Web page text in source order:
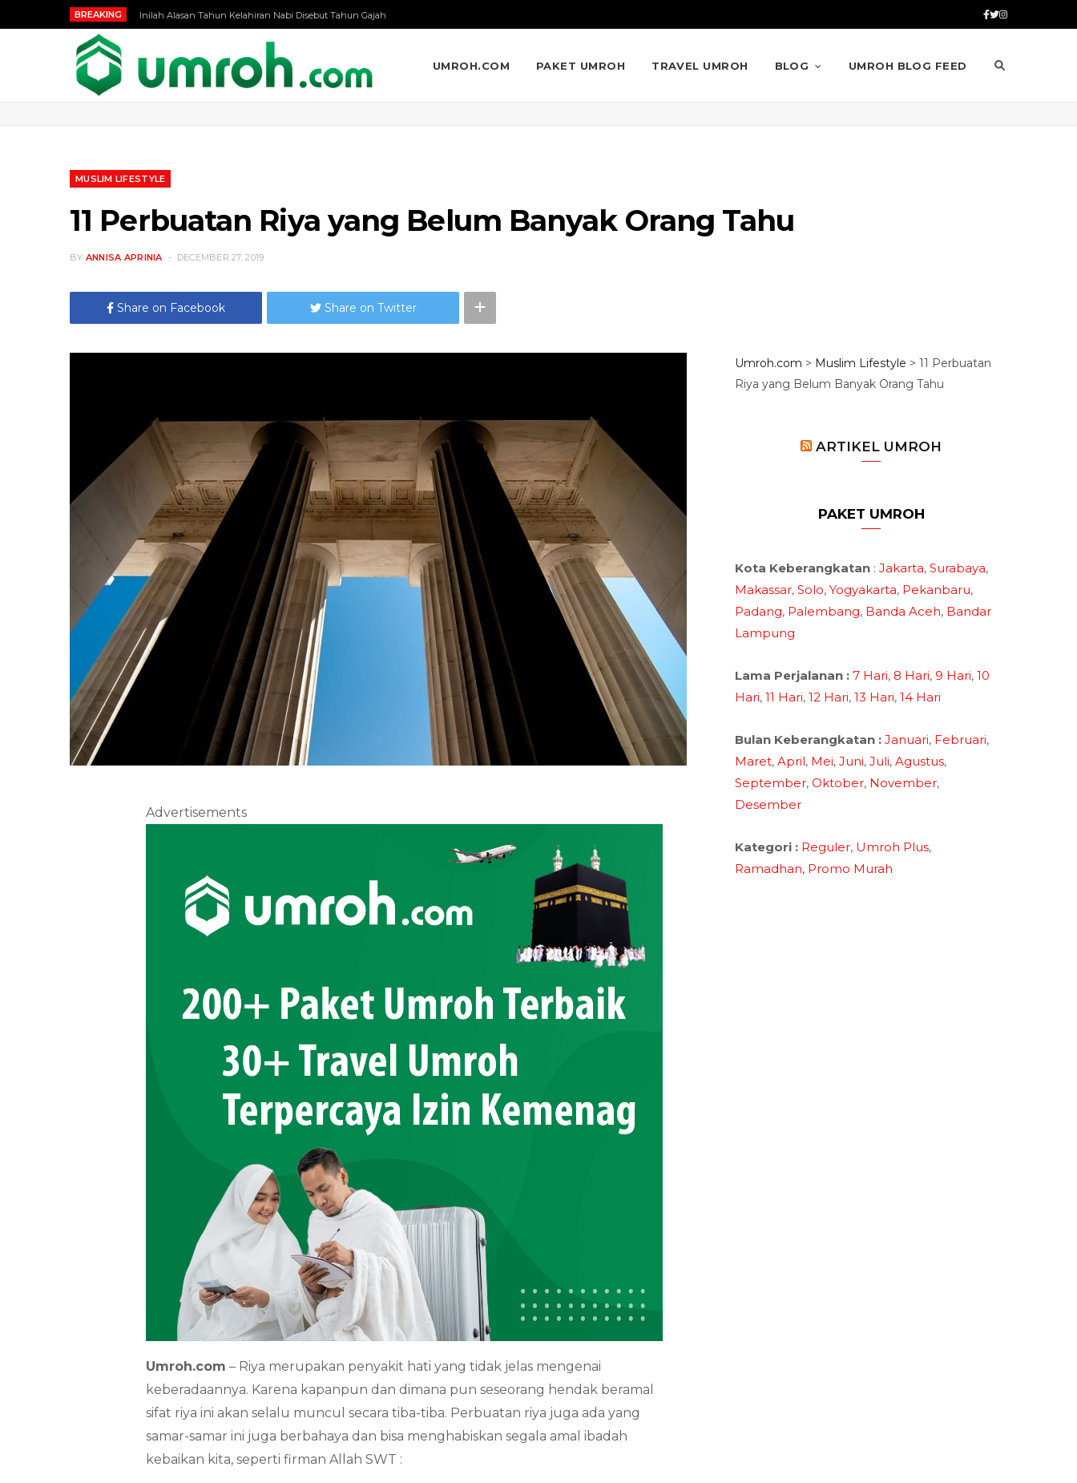
BREAKING Inilah Alasan Tahun Kelahiran Nabi Disebut Tahun Gajah
UMROH.COM PAKET UMROH TRAVEL UMROH BLOG UMROH BLOG FEED
MUSLIM LIFESTYLE
11 Perbuatan Riya yang Belum Banyak Orang Tahu
BY ANNISA APRINIA DECEMBER 27, 2019
Share on Facebook Share on Twitter
Advertisements
Umroh.com – Riya merupakan penyakit hati yang tidak jelas mengenai
keberadaannya. Karena kapanpun dan dimana pun seseorang hendak beramal
sifat riya ini akan selalu muncul secara tiba-tiba. Perbuatan riya juga ada yang
samar-samar ini juga berbahaya dan bisa menghabiskan segala amal ibadah
kebaikan kita, seperti firman Allah SWT :
Umroh.com > Muslim Lifestyle > 11 Perbuatan
Riya yang Belum Banyak Orang Tahu
ARTIKEL UMROH
PAKET UMROH
Kota Keberangkatan : Jakarta, Surabaya,
Makassar, Solo, Yogyakarta, Pekanbaru,
Padang, Palembang, Banda Aceh, Bandar
Lampung
Lama Perjalanan : 7 Hari, 8 Hari, 9 Hari, 10
Hari, 11 Hari, 12 Hari, 13 Hari, 14 Hari
Bulan Keberangkatan : Januari, Februari,
Maret, April, Mei, Juni, Juli, Agustus,
September, Oktober, November,
Desember
Kategori : Reguler, Umroh Plus,
Ramadhan, Promo Murah